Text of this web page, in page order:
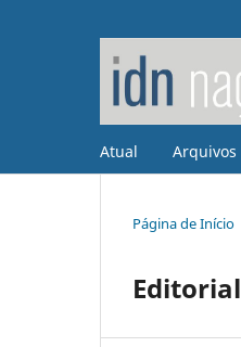
Atual Arquivos
Página de Início
Editorial